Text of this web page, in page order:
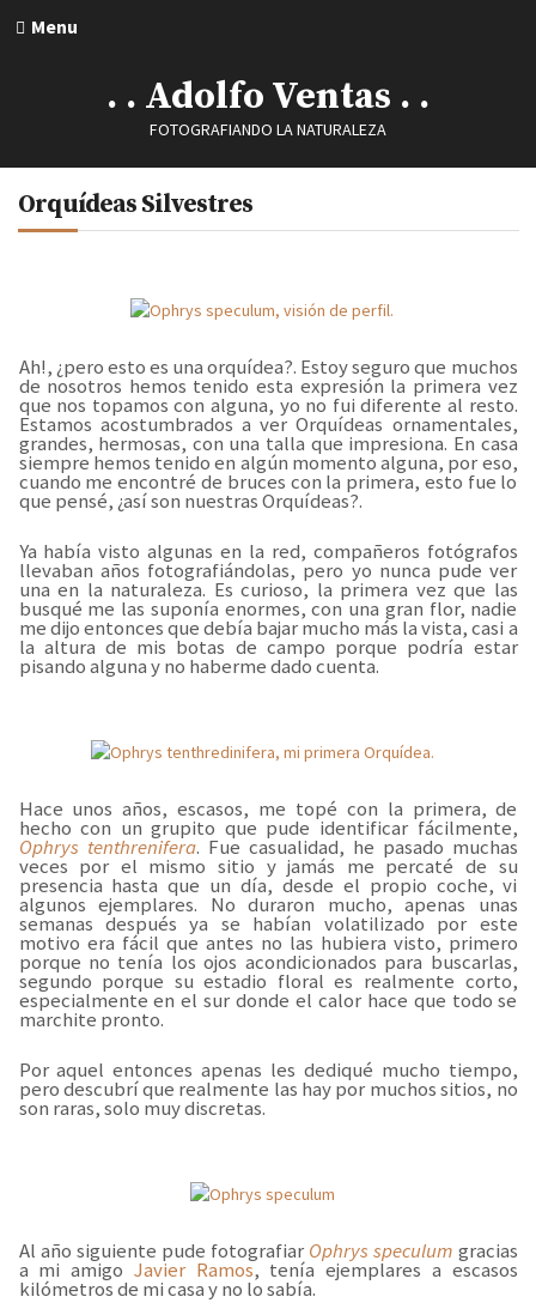
Menu
. . Adolfo Ventas . .
FOTOGRAFIANDO LA NATURALEZA
Orquídeas Silvestres
Ah!, ¿pero esto es una orquídea?. Estoy seguro que muchos
de nosotros hemos tenido esta expresión la primera vez
que nos topamos con alguna, yo no fui diferente al resto.
Estamos acostumbrados a ver Orquídeas ornamentales,
grandes, hermosas, con una talla que impresiona. En casa
siempre hemos tenido en algún momento alguna, por eso,
cuando me encontré de bruces con la primera, esto fue lo
que pensé, ¿así son nuestras Orquídeas?.
Ya había visto algunas en la red, compañeros fotógrafos
llevaban años fotografiándolas, pero yo nunca pude ver
una en la naturaleza. Es curioso, la primera vez que las
busqué me las suponía enormes, con una gran flor, nadie
me dijo entonces que debía bajar mucho más la vista, casi a
la altura de mis botas de campo porque podría estar
pisando alguna y no haberme dado cuenta.
Hace unos años, escasos, me topé con la primera, de
hecho con un grupito que pude identificar fácilmente,
Ophrys tenthrenifera. Fue casualidad, he pasado muchas
veces por el mismo sitio y jamás me percaté de su
presencia hasta que un día, desde el propio coche, vi
algunos ejemplares. No duraron mucho, apenas unas
semanas después ya se habían volatilizado por este
motivo era fácil que antes no las hubiera visto, primero
porque no tenía los ojos acondicionados para buscarlas,
segundo porque su estadio floral es realmente corto,
especialmente en el sur donde el calor hace que todo se
marchite pronto.
Por aquel entonces apenas les dediqué mucho tiempo,
pero descubrí que realmente las hay por muchos sitios, no
son raras, solo muy discretas.
Al año siguiente pude fotografiar Ophrys speculum gracias
a mi amigo Javier Ramos, tenía ejemplares a escasos
kilómetros de mi casa y no lo sabía.